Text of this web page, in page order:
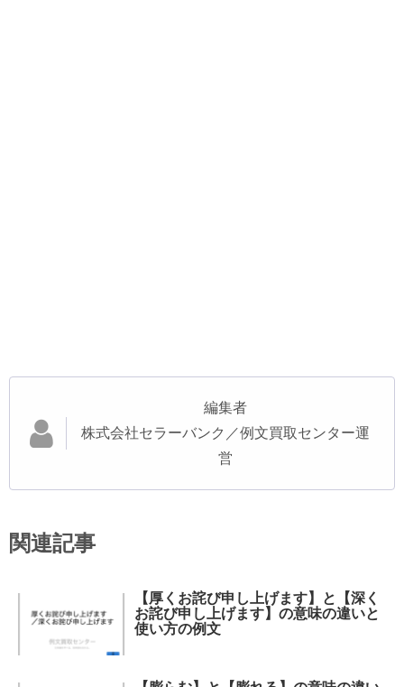
編集者
株式会社セラーバンク／例文買取センター運
営
関連記事
【厚くお詫び申し上げます】と【深く
お詫び申し上げます】の意味の違いと
使い方の例文